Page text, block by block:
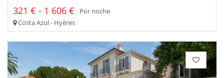
321 € - 1 606 €
Por noche
Costa Azul - Hyères